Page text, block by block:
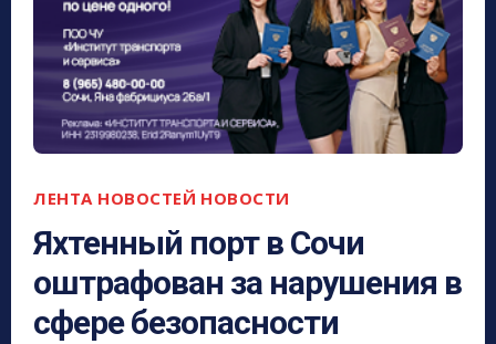
ЛЕНТА НОВОСТЕЙ НОВОСТИ
Яхтенный порт в Сочи
оштрафован за нарушения в
сфере безопасности